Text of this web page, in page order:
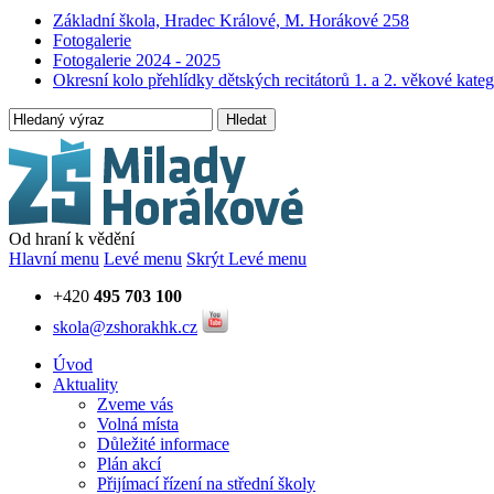
Základní škola, Hradec Králové, M. Horákové 258
Fotogalerie
Fotogalerie 2024 - 2025
Okresní kolo přehlídky dětských recitátorů 1. a 2. věkové
Hledat
Od hraní k vědění
Hlavní menu Levé menu Skrýt Levé menu
+420 495 703 100
skola@zshorakhk.cz
Úvod
Aktuality
Zveme vás
Volná místa
Důležité informace
Plán akcí
Přijímací řízení na střední školy